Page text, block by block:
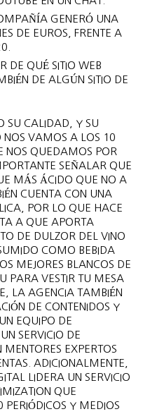
GENERÓ UNA
DE EUROS, FRENTE A
DE QUÉ SITIO WEB
DE ALGÚN SITIO DE
SU CALIDAD, Y SU
NOS VAMOS A LOS 10
NOS QUEDAMOS POR
SEÑALAR QUE
MÁS ÁCIDO QUE NO A
CUENTA CON UNA
POR LO QUE HACE
A QUE APORTA
DE DULZOR DEL VINO
COMO BEBIDA
MEJORES BLANCOS DE
PARA VESTIR TU MESA
LA AGENCIA TAMBIÉN
DE CONTENIDOS Y
EQUIPO DE
SERVICIO DE
EXPERTOS
ADICIONALMENTE,
LIDERA UN SERVICIO
QUE
Y MEDIOS